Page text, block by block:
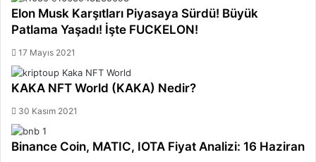
Elon Musk Karşıtları Piyasaya Sürdü! Büyük
Patlama Yaşadı! İşte FUCKELON!
17 Mayıs 2021
KAKA NFT World (KAKA) Nedir?
30 Kasım 2021
Binance Coin, MATIC, IOTA Fiyat Analizi: 16 Haziran